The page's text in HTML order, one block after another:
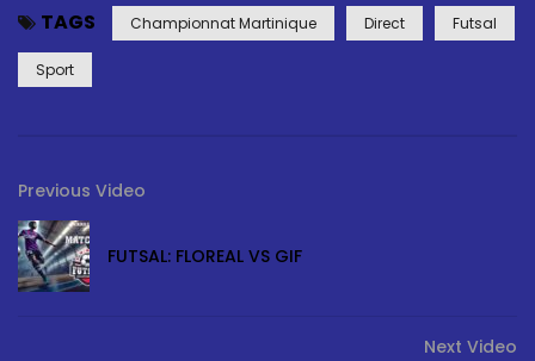
TAGS Championnat Martinique Direct Futsal
Sport
Previous Video
FUTSAL: FLOREAL VS GIF
Next Video